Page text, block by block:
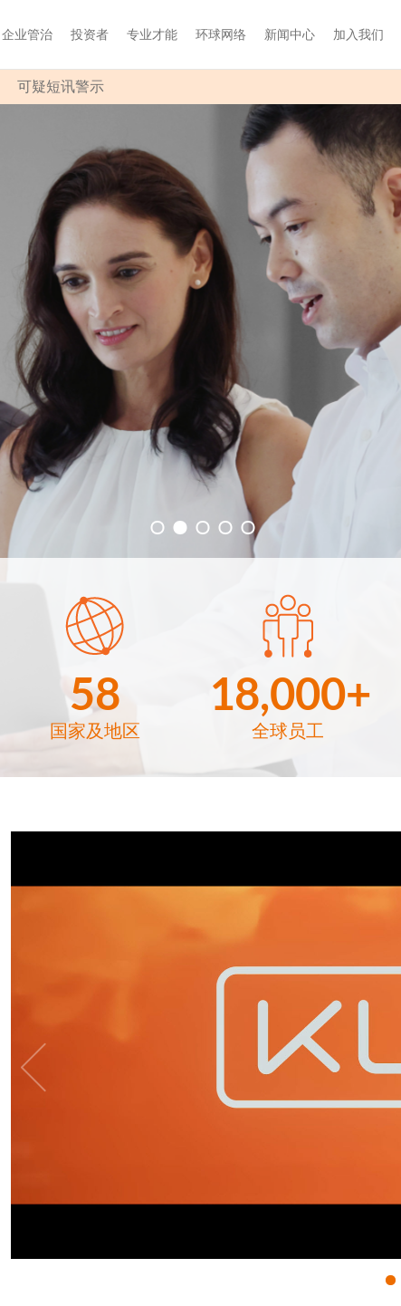
企业管治 投资者 专业才能 环球网络 新闻中心 加入我们
可疑短讯警示
58
国家及地区
18,000+
全球员工